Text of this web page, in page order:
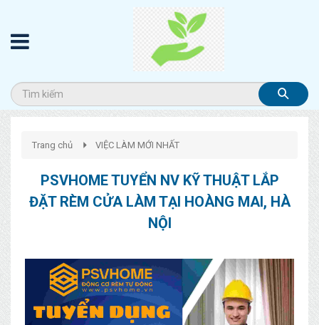
Trang chủ VIỆC LÀM MỚI NHẤT
PSVHOME TUYỂN NV KỸ THUẬT LẮP
ĐẶT RÈM CỬA LÀM TẠI HOÀNG MAI, HÀ
NỘI